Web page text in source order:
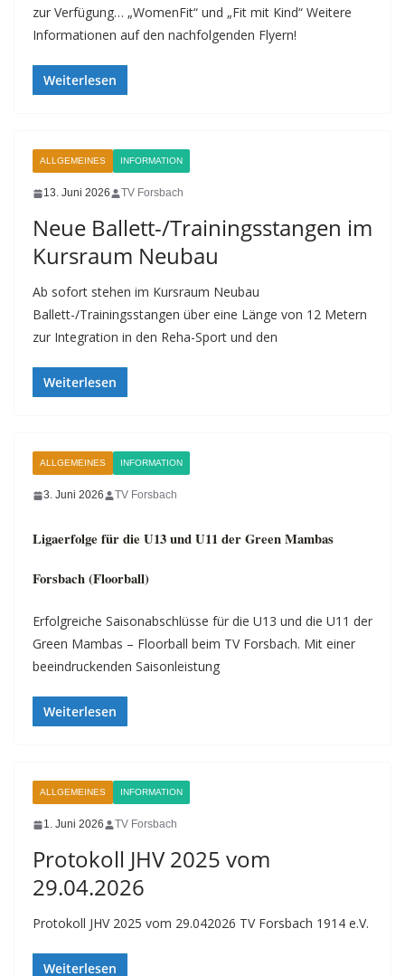
zur Verfügung… „WomenFit“ und „Fit mit Kind“ Weitere
Informationen auf den nachfolgenden Flyern!
Weiterlesen
ALLGEMEINES INFORMATION
13. Juni 2026 TV Forsbach
Neue Ballett-/Trainingsstangen im
Kursraum Neubau
Ab sofort stehen im Kursraum Neubau
Ballett-/Trainingsstangen über eine Länge von 12 Metern
zur Integration in den Reha-Sport und den
Weiterlesen
ALLGEMEINES INFORMATION
3. Juni 2026 TV Forsbach
Ligaerfolge für die U13 und U11 der Green Mambas
Forsbach (Floorball)
Erfolgreiche Saisonabschlüsse für die U13 und die U11 der
Green Mambas – Floorball beim TV Forsbach. Mit einer
beeindruckenden Saisonleistung
Weiterlesen
ALLGEMEINES INFORMATION
1. Juni 2026 TV Forsbach
Protokoll JHV 2025 vom
29.04.2026
Protokoll JHV 2025 vom 29.042026 TV Forsbach 1914 e.V.
Weiterlesen